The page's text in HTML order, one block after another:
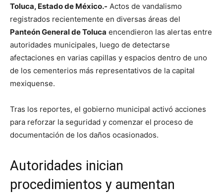
Toluca, Estado de México.- Actos de vandalismo
registrados recientemente en diversas áreas del
Panteón General de Toluca encendieron las alertas entre
autoridades municipales, luego de detectarse
afectaciones en varias capillas y espacios dentro de uno
de los cementerios más representativos de la capital
mexiquense.
Tras los reportes, el gobierno municipal activó acciones
para reforzar la seguridad y comenzar el proceso de
documentación de los daños ocasionados.
Autoridades inician
procedimientos y aumentan